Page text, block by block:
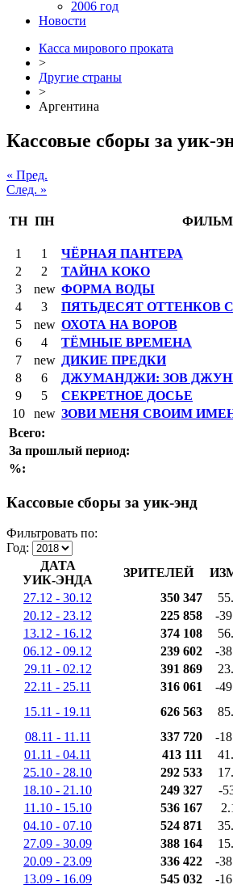
2006 год
Новости
Касса мирового проката
>
Другие страны
>
Аргентина
Кассовые сборы за уик-
« Пред.
След. »
ТН ПН ФИЛЬМ
1 1 ЧЁРНАЯ ПАНТЕРА
2
2 ТАЙНА КОКО
3
new ФОРМА ВОДЫ
4
3 ПЯТЬДЕСЯТ ОТТЕНКОВ
5
new ОХОТА НА ВОРОВ
6
4 ТЁМНЫЕ ВРЕМЕНА
7
new ДИКИЕ ПРЕДКИ
8
6 ДЖУМАНДЖИ: ЗОВ
9
5 СЕКРЕТНОЕ ДОСЬЕ
10
new ЗОВИ МЕНЯ СВОИМ
Всего:
За прошлый период:
%:
Кассовые сборы за уик-энд
Фильтровать по:
Год:
ДАТА
УИК-ЭНДА
ЗРИТЕЛЕЙ
27.12 - 30.12
350 347
20.12 - 23.12
225 858 -
13.12 - 16.12
374 108
06.12 - 09.12
239 602 -
29.11 - 02.12
391 869
22.11 - 25.11
316 061 -
15.11 - 19.11
626 563
08.11 - 11.11
337 720 -
01.11 - 04.11
413 111
25.10 - 28.10
292 533
18.10 - 21.10
249 327 -
11.10 - 15.10
536 167
04.10 - 07.10
524 871
27.09 - 30.09
388 164
20.09 - 23.09
336 422 -
13.09 - 16.09
545 032 -